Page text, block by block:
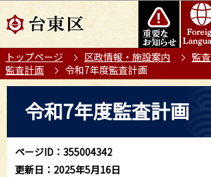
の
ー
ジ
このページの本文へ移動
トップページ 区政情報・施設案内 監査
監査計画
令和7年度監査計画
か
令和7年度監査計画
ページID：355004342
更新日：2025年5月16日